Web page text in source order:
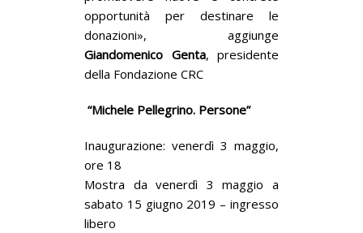
opportunità per destinare le
donazioni», aggiunge
Giandomenico Genta, presidente
della Fondazione CRC
“Michele Pellegrino. Persone”
Inaugurazione: venerdì 3 maggio,
ore 18
Mostra da venerdì 3 maggio a
sabato 15 giugno 2019 – ingresso
libero